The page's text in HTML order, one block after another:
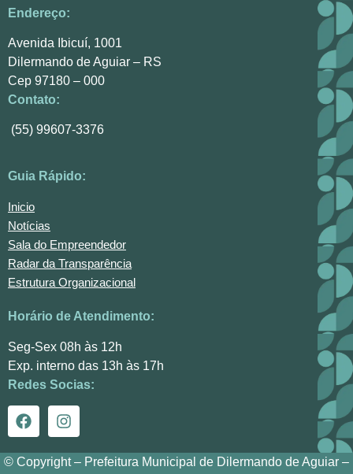
Endereço:
Avenida Ibicuí, 1001
Dilermando de Aguiar – RS
Cep 97180 – 000
Contato:
(55) 99607-3376
Guia Rápido:
Inicio
Notícias
Sala do Empreendedor
Radar da Transparência
Estrutura Organizacional
Horário de Atendimento:
Seg-Sex 08h às 12h
Exp. interno das 13h às 17h
Redes Socias:
© Copyright – Prefeitura Municipal de Dilermando de Aguiar –